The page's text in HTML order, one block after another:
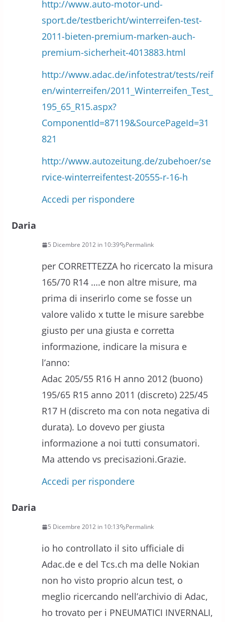
http://www.auto-motor-und-
sport.de/testbericht/winterreifen-test-
2011-bieten-premium-marken-auch-
premium-sicherheit-4013883.html
http://www.adac.de/infotestrat/tests/reif
en/winterreifen/2011_Winterreifen_Test_
195_65_R15.aspx?
ComponentId=87119&SourcePageId=31
821
http://www.autozeitung.de/zubehoer/se
rvice-winterreifentest-20555-r-16-h
Accedi per rispondere
Daria
5 Dicembre 2012 in 10:39 Permalink
per CORRETTEZZA ho ricercato la misura
165/70 R14 ….e non altre misure, ma
prima di inserirlo come se fosse un
valore valido x tutte le misure sarebbe
giusto per una giusta e corretta
informazione, indicare la misura e
l’anno:
Adac 205/55 R16 H anno 2012 (buono)
195/65 R15 anno 2011 (discreto) 225/45
R17 H (discreto ma con nota negativa di
durata). Lo dovevo per giusta
informazione a noi tutti consumatori.
Ma attendo vs precisazioni.Grazie.
Accedi per rispondere
Daria
5 Dicembre 2012 in 10:13 Permalink
io ho controllato il sito ufficiale di
Adac.de e del Tcs.ch ma delle Nokian
non ho visto proprio alcun test, o
meglio ricercando nell’archivio di Adac,
ho trovato per i PNEUMATICI INVERNALI,